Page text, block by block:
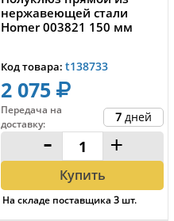
нержавеющей стали
Homer 003821 150 мм
Код товара: t138733
2 075
Передача на
доставку: 7 дней
- +
Купить
На складе поставщика3 шт.